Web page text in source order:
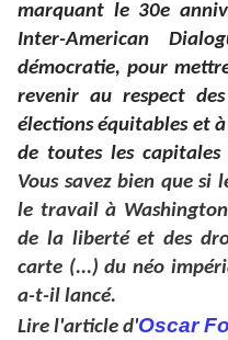
marquant le 30e
Inter-American
démocratie, pour
revenir au respect
élections équitables et
de toutes les
Vous savez bien que si
le travail à
de la liberté et des
carte (...) du néo
a-t-il lancé.
Lire l'article d'Oscar